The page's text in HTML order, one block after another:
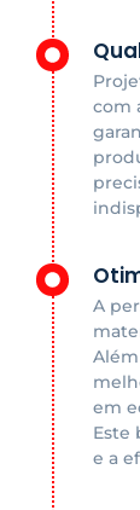
com
A
em
Este
e a